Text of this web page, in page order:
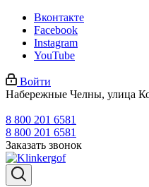
Вконтакте
Facebook
Instagram
YouTube
Войти
Набережные Челны, улица
8 800 201 6581
8 800 201 6581
Заказать звонок